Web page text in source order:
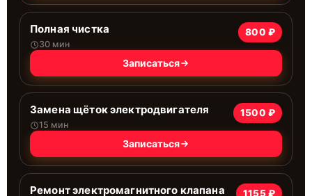
Полная чистка
30 мин
800 ₽
Записаться
Замена щёток электродвигателя
15 мин
1500 ₽
Записаться
Ремонт электромагнитного клапана 1155 ₽